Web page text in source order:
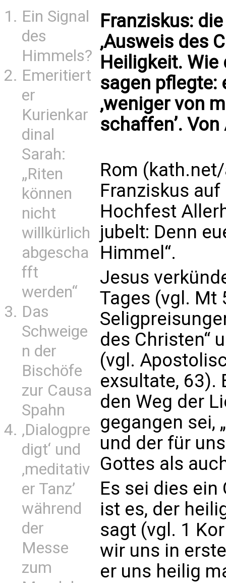
Ein Signal
des
Himmels?
Emeritiert
er
Kurienkar
dinal
Sarah:
„Riten
können
nicht
willkürlich
abgescha
fft
werden“
Das
Schweige
n der
Bischöfe
zur Causa
Spahn
‚Dialogpre
digt‘ und
‚meditativ
er Tanz’
während
der
Messe
zum
Franziskus:
‚Ausweis des
Heiligkeit. Wie
sagen pflegte:
‚weniger von
schaffen’.
Rom
Franziskus
Hochfest
jubelt: Denn
Himmel“.
Jesus
Tages (vgl. Mt
des Christen“
(vgl.
exsultate, 63).
den Weg der
gegangen sei,
und der für
Gottes als
Es sei dies ein
ist es, der
sagt (vgl. 1
wir uns in
er uns heilig